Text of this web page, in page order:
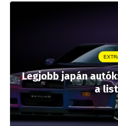
Legjobb japán
a